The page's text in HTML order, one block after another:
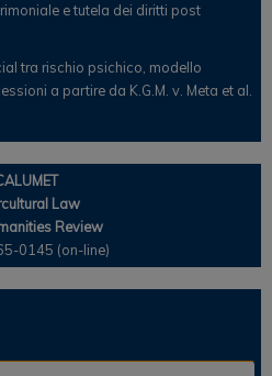
e tutela dei diritti post
tra rischio psichico, modello
a partire da K.G.M. v. Meta et al.
Law
Review
0145 (on-line)